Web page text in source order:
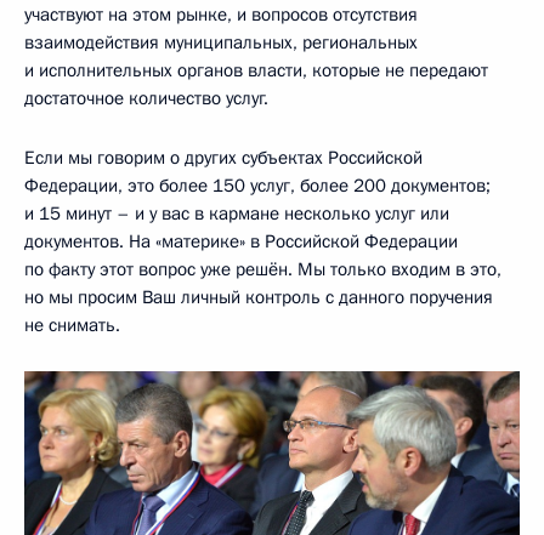
участвуют на этом рынке, и вопросов отсутствия
взаимодействия муниципальных, региональных
и исполнительных органов власти, которые не передают
достаточное количество услуг.
Если мы говорим о других субъектах Российской
Федерации, это более 150 услуг, более 200 документов;
и 15 минут – и у вас в кармане несколько услуг или
документов. На «материке» в Российской Федерации
по факту этот вопрос уже решён. Мы только входим в это,
но мы просим Ваш личный контроль с данного поручения
не снимать.